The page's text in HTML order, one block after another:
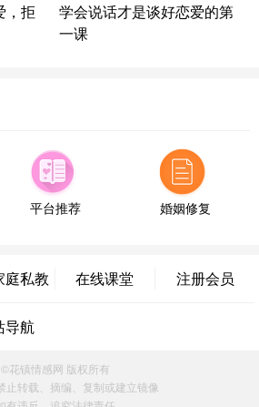
感方案
-长沙 187****3359
-青岛 138****9975
7分钟前
用户 小任性 通过此页面咨询，已获得专属情感
-黄浦 135****7601
24分钟前
用户 谢思明 通过此页面咨询，已获得专属情感
，拒
学会说话才是谈好恋爱的第
一课
平台推荐 婚姻修复
庭私教 在线课堂 注册会员
导航
©花镇情感网 版权所有
止转载、摘编、复制或建立镜像